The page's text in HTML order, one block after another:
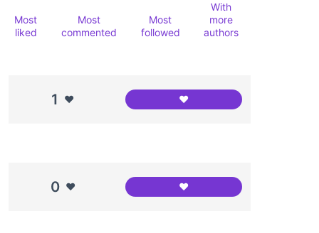
Most
liked
Most
commented
Most
followed
With
more
authors
1 ❤️ ❤️Canódrom Meridiana
0 ❤️ ❤️Canodróm Meridiana